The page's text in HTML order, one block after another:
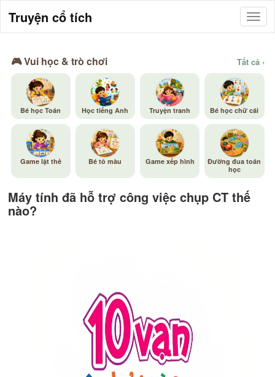
Truyện cổ tích
🎮 Vui học & trò chơi Tất cả ›
Bé học Toán Học tiếng Anh Truyện tranh Bé học chữ cái
Game lật thẻ Bé tô màu Game xếp hình
Đường đua toán
học
Máy tính đã hỗ trợ công việc chụp CT thế
nào?